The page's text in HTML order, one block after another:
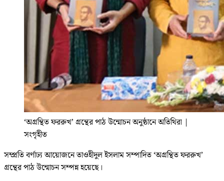
‘অগ্রন্থিত ফররুখ’ গ্রন্থের পাঠ উন্মোচন অনুষ্ঠানে অতিথিরা |
সংগৃহীত
সম্প্রতি বর্ণাঢ্য আয়োজনে তাওহীদুল ইসলাম সম্পাদিত ‘অগ্রন্থিত ফররুখ’
গ্রন্থের পাঠ উন্মোচন সম্পন্ন হয়েছে।